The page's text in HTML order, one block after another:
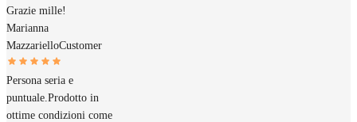
Grazie mille!
Marianna
MazzarielloCustomer
Persona seria e
puntuale.Prodotto in
ottime condizioni come